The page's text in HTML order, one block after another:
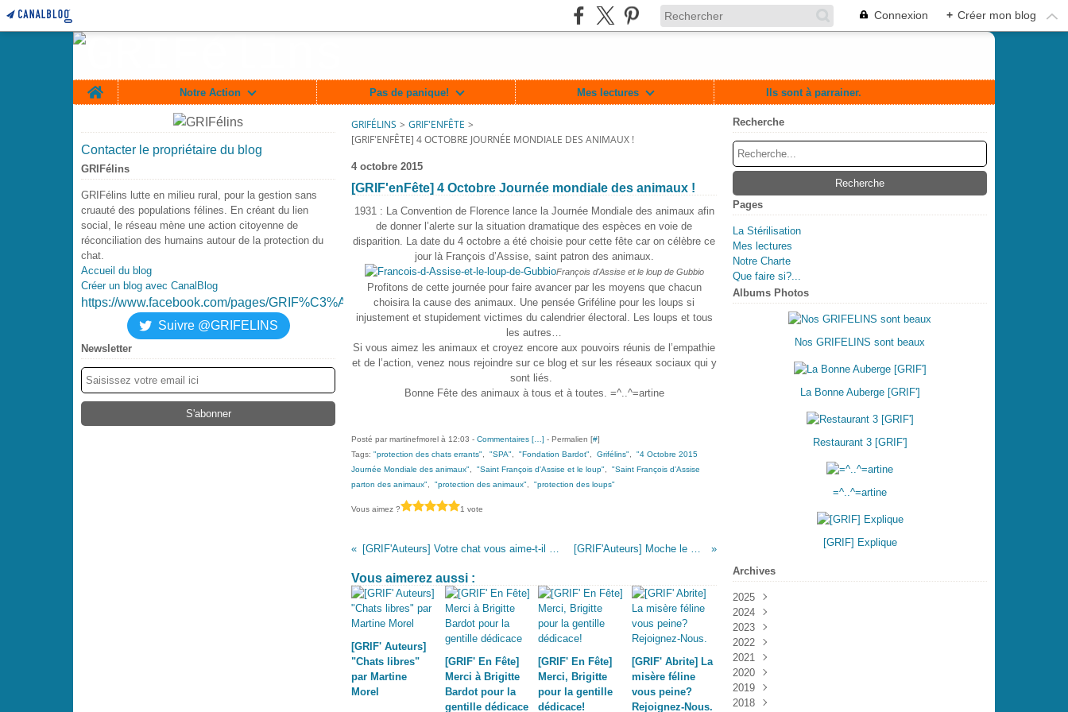
Connexion + Créer mon blog
Home
Notre Action Pas de panique! Mes lectures Ils sont à parrainer.
Contacter le propriétaire du blog
GRIFélins
GRIFélins lutte en milieu rural, pour la gestion sans
cruauté des populations félines. En créant du lien
social, le réseau mène une action citoyenne de
réconciliation des humains autour de la protection du
chat.
Accueil du blog
Créer un blog avec CanalBlog
https://www.facebook.com/pages/GRIF%C3%A9lin/717364701625477
Suivre @GRIFELINS
Newsletter
GRIFÉLINS > GRIF'ENFÊTE >
[GRIF'ENFÊTE] 4 OCTOBRE JOURNÉE MONDIALE DES ANIMAUX !
4 octobre 2015
[GRIF'enFête] 4 Octobre Journée mondiale des animaux !
1931 : La Convention de Florence lance la Journée Mondiale des animaux afin
de donner l’alerte sur la situation dramatique des espèces en voie de
disparition. La date du 4 octobre a été choisie pour cette fête car on célèbre ce
jour là François d’Assise, saint patron des animaux.
François d'Assise et le loup de Gubbio
Profitons de cette journée pour faire avancer par les moyens que chacun
choisira la cause des animaux. Une pensée Griféline pour les loups si
injustement et stupidement victimes du calendrier électoral. Les loups et tous
les autres…
Si vous aimez les animaux et croyez encore aux pouvoirs réunis de l’empathie
et de l’action, venez nous rejoindre sur ce blog et sur les réseaux sociaux qui y
sont liés.
Bonne Fête des animaux à tous et à toutes. =^..^=artine
Posté par martinefmorel à 12:03 - Commentaires [ ] - Permalien [#]
Tags: "protection des chats errants" "SPA" "Fondation Bardot" Grifélins"
"4 Octobre 2015
Journée Mondiale des animaux"
"Saint François d'Assise et le loup"
"Saint François d'Assise
parton des animaux"
"protection des animaux" "protection des loups"
Vous aimez ? 1 vote
[GRIF'Auteurs] Votre chat vous aime-t-il vraiment? D' Eric-Emmanuel Schmitt [GRIF'Auteurs] Moche le chat par Alexis Chavetnoir
Vous aimerez aussi :
[GRIF' Auteurs]
"Chats libres"
par Martine
Morel
[GRIF' En Fête]
Merci à Brigitte
Bardot pour la
gentille dédicace
[GRIF' En Fête]
Merci, Brigitte
pour la gentille
dédicace!
[GRIF' Abrite] La
misère féline
vous peine?
Rejoignez-Nous.
Recherche
Pages
La Stérilisation
Mes lectures
Notre Charte
Que faire si?...
Albums Photos
Nos GRIFELINS sont beaux
La Bonne Auberge [GRIF']
Restaurant 3 [GRIF']
=^..^=artine
[GRIF] Explique
Archives
2025
Août
2024
Mars
Février
2023
Décembre
Novembre
Octobre
Septembre
Août
2022
Décembre
Novembre
Octobre
Septembre
2021
Décembre
Novembre
Octobre
2020
Décembre
Octobre
2019
Décembre
2018